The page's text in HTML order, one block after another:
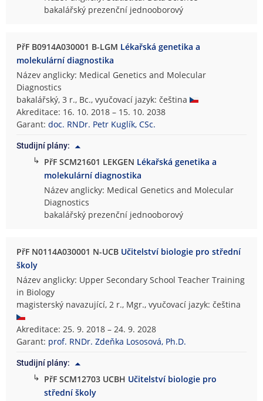
bakalářský prezenční jednooborový
PřF B0914A030001 B-LGM Lékařská genetika a
molekulární diagnostika
Název anglicky: Medical Genetics and Molecular
Diagnostics
bakalářský, 3 r., Bc., vyučovací jazyk: čeština
Akreditace: 16. 10. 2018 – 15. 10. 2038
Garant:doc. RNDr. Petr Kuglík, CSc.
Studijní plány:
↳ PřF SCM21601 LEKGEN Lékařská genetika a
molekulární diagnostika
Název anglicky: Medical Genetics and Molecular
Diagnostics
bakalářský prezenční jednooborový
PřF N0114A030001 N-UCB Učitelství biologie pro střední
školy
Název anglicky: Upper Secondary School Teacher Training
in Biology
magisterský navazující, 2 r., Mgr., vyučovací jazyk: čeština
Akreditace: 25. 9. 2018 – 24. 9. 2028
Garant: prof. RNDr. Zdeňka Lososová, Ph.D.
Studijní plány:
↳ PřF SCM12703 UCBH Učitelství biologie pro
střední školy